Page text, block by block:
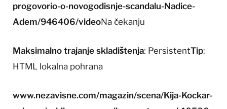
progovorio-o-novogodisnje-scandalu-Nadice-
Adem/946406/videoNa čekanju
Maksimalno trajanje skladištenja: PersistentTip:
HTML lokalna pohrana
www.nezavisne.com/magazin/scena/Kija-Kockar-